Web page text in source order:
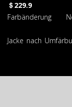
＄229.9
Farbänderung
Jacke nach